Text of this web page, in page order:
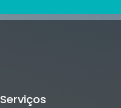
Serviços